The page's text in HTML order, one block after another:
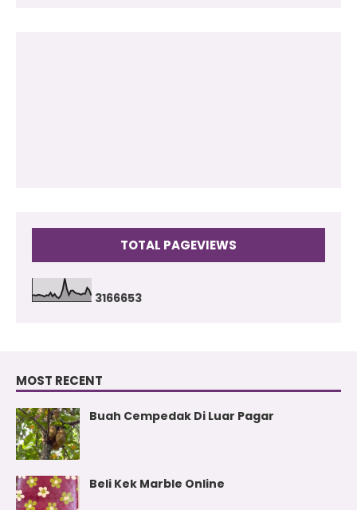
TOTAL PAGEVIEWS
3166653
MOST RECENT
Buah Cempedak Di Luar Pagar
Beli Kek Marble Online